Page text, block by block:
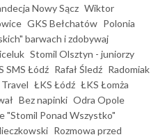
Nowy Sącz Wiktor
GKS Bełchatów Polonia
barwach i zdobywaj
Stomil Olsztyn - juniorzy
SMS Łódź Rafał Śledź Radomiak
ŁKS Łódź ŁKS Łomża
Bez napinki Odra Opole
"Stomil Ponad Wszystko"
Rozmowa przed